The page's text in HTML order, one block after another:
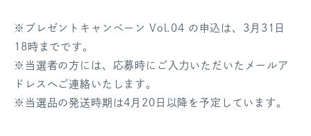
※プレゼントキャンペーン Vol.04 の申込は、3月31日
18時までです。
※当選者の方には、応募時にご入力いただいたメールア
ドレスへご連絡いたします。
※当選品の発送時期は4月20日以降を予定しています。